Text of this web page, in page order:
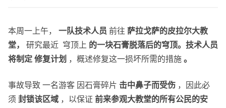
本周一上午， 一队技术人员 前往 萨拉戈萨的皮拉尔大教
堂，
研究最近 穹顶上 的一块石膏脱落后的穹顶。技术人员
将制定 修复计划 ，概述修复这一损坏所需的措施 。
事故导致 一名游客 因石膏碎片 击中鼻子而受伤 ，因此必
须 封锁该区域 ，以保证 前来参观大教堂的所有公民的安